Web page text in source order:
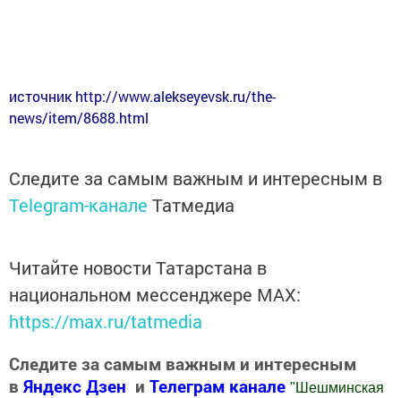
источник http://www.alekseyevsk.ru/the-
news/item/8688.html
Следите за самым важным и интересным в
Telegram-канале Татмедиа
Читайте новости Татарстана в
национальном мессенджере MАХ:
https://max.ru/tatmedia
Следите за самым важным и интересным
в Яндекс Дзен и Телеграм канале " Шешминская